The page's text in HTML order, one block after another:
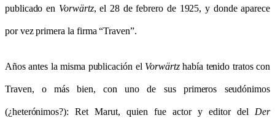
publicado en Vorwärtz, el 28 de febrero de 1925, y donde aparece
por vez primera la firma “Traven”.
Años antes la misma publicación el Vorwärtzhabía tenido tratos con
Traven, o más bien, con uno de sus primeros seudónimos
(¿heterónimos?): Ret Marut, quien fue actor y editor del Der